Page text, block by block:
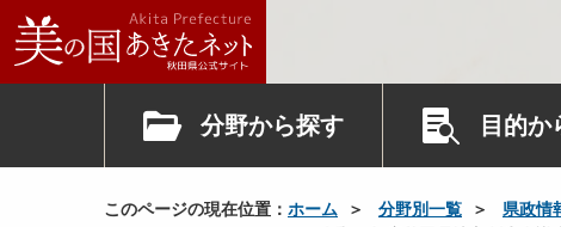
分野から探す 目的か
このページの現在位置： ホーム 分野別一覧 県政情